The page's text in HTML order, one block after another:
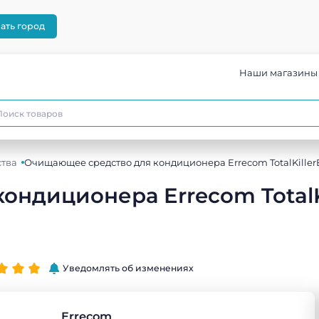
город
Наши магазины
Очищающее средство для кондиционера Errecom
Errecom
Уведомлять об изменениях